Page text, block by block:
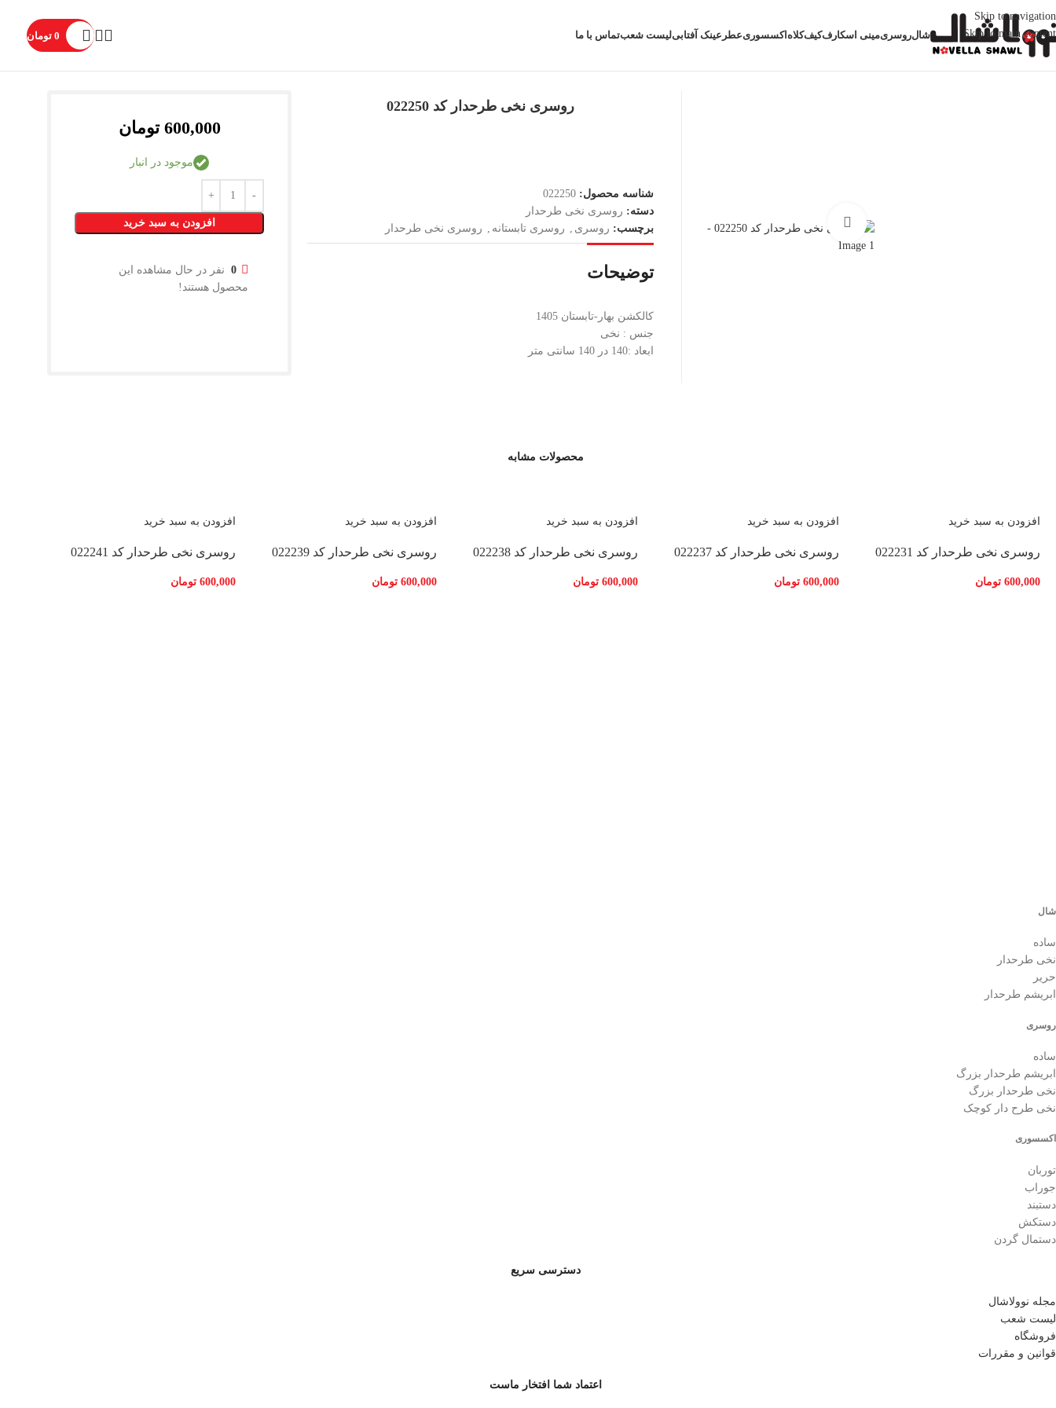
Skip to navigation
Skip to main content
شالروسریمینی اسکارفکیفکلاه اکسسوریعطر عینک آفتابیلیست شعبتماس با ما 0 تومان
بزرگنمایی تصویر
روسری نخی طرحدار کد 022250
شناسه محصول:022250
دسته: روسری نخی طرحدار
برچسب: روسری , روسری تابستانه , روسری نخی طرحدار
توضیحات
کالکشن بهار-تابستان 1405
جنس : نخی
ابعاد :140 در 140 سانتی متر
600,000 تومان
موجود در انبار
افزودن به سبد خرید
0
نفر در حال مشاهده این
محصول هستند!
محصولات مشابه
افزودن به سبد خرید
روسری نخی طرحدار کد 022231
600,000 تومان
افزودن به سبد خرید
روسری نخی طرحدار کد 022237
600,000 تومان
افزودن به سبد خرید
روسری نخی طرحدار کد 022238
600,000 تومان
افزودن به سبد خرید
روسری نخی طرحدار کد 022239
600,000 تومان
افزودن به سبد خرید
روسری نخی طرحدار کد 022241
600,000 تومان
شال
ساده
نخی طرحدار
حریر
ابریشم طرحدار
روسری
ساده
ابریشم طرحدار بزرگ
نخی طرحدار بزرگ
نخی طرح دار کوچک
اکسسوری
توربان
جوراب
دستبند
دستکش
دستمال گردن
دسترسی سریع
مجله نوولاشال
لیست شعب
فروشگاه
قوانین و مقررات
اعتماد شما افتخار ماست